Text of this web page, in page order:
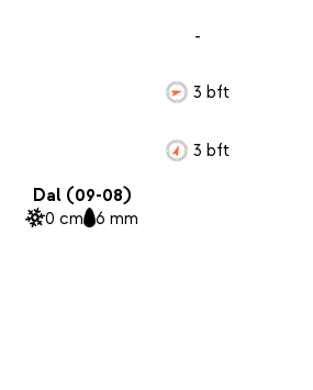
-
3 bft
3 bft
Dal (09-08)
0 cm 6 mm